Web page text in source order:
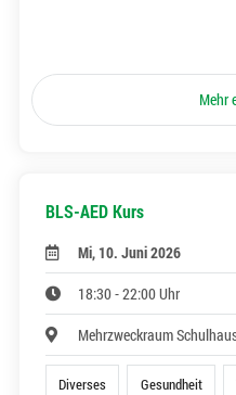
Mehr
BLS-AED Kurs
Mi, 10. Juni 2026
18:30 - 22:00 Uhr
Mehrzweckraum
Diverses Gesundheit